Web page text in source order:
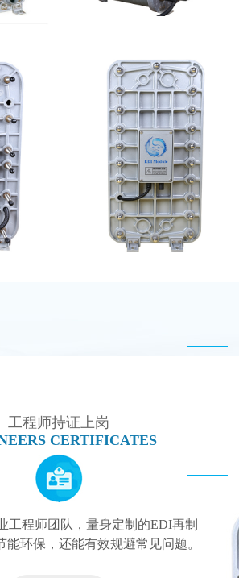
维修
PureTec （浦睿）EDI模
块维修
工程师持证上岗
CERTIFICATES
工程师团队，量身定制的EDI再制
能环保，还能有效规避常见问题。